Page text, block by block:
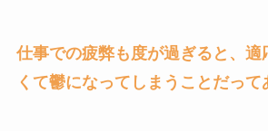
仕事での疲弊も度が過ぎると、適
くて鬱になってしまうことだって